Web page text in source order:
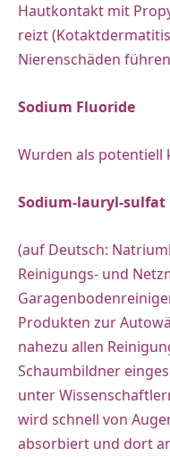
Hautkontakt mit
reizt
Nierenschäden
Sodium Fluoride
Wurden als
Sodium-lauryl-sulfat
(auf Deutsch:
Reinigungs- und
Produkten zur
nahezu allen
Schaumbildner
unter
wird schnell von
absorbiert und dort